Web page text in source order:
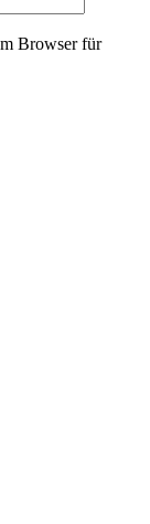
Browser für